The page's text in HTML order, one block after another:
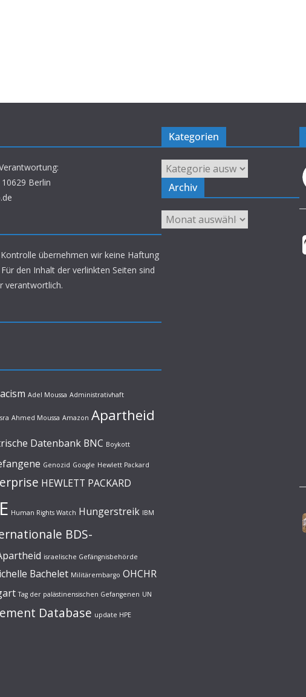
Berlin
übernehmen wir keine Haftung
den Inhalt der verlinkten Seiten sind
verantwortlich.
Adel Moussa Administrativhaft
Ahmed Moussa Amazon Apartheid
Datenbank BNC Boykott
Genozid Google Hewlett Packard
HEWLETT PACKARD
Human Rights Watch Hungerstreik IBM
BDS-
israelische Gefängnisbehörde
Bachelet Militärembargo OHCHR
Tag der palästinensischen Gefangenen UN
Database update HPE
Kategorien
Kategorien
Archiv
Archiv